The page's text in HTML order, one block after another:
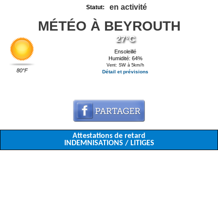
Statut: en activité
MÉTÉO À BEYROUTH
80°F
27°C
Ensoleillé
Humidité: 64%
Vent: SW à 5km/h
Détail et prévisions
Attestations de retard
INDEMNISATIONS / LITIGES